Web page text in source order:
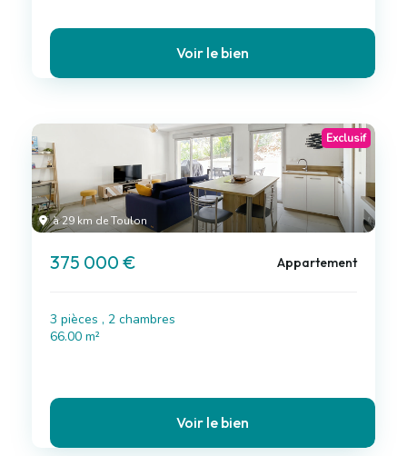
Voir le bien
à 29 km de Toulon
Exclusif
375 000 € Appartement
3 pièces , 2 chambres
66.00 m²
Voir le bien